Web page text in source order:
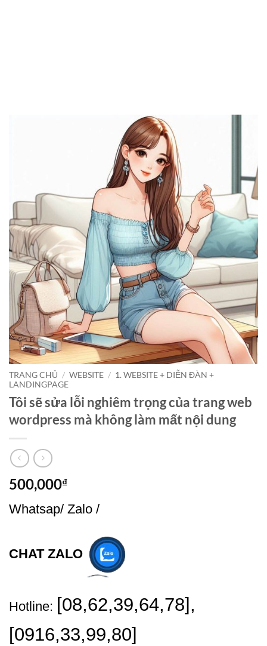
TRANG CHỦ / WEBSITE / 1. WEBSITE + DIỄN ĐÀN +
LANDINGPAGE
Tôi sẽ sửa lỗi nghiêm trọng của trang web
wordpress mà không làm mất nội dung
500,000₫
Whatsap/ Zalo /
CHAT ZALO
Hotline: [08,62,39,64,78],
[0916,33,99,80]